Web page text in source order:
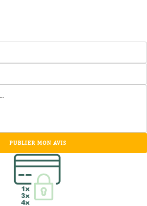
PUBLIER MON AVIS